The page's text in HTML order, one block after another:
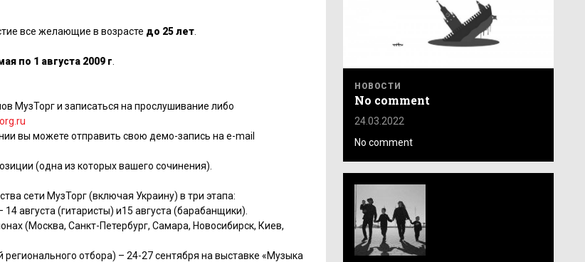
все желающие в возрасте до 25 лет
по 1 августа 2009 г
МузТорг и записаться на прослушивание либо
вы можете отправить свою демо-запись на e-mail
(одна из которых вашего сочинения).
сети МузТорг (включая Украину) в три этапа:
августа (гитаристы) и15 августа (барабанщики).
(Москва, Санкт-Петербург, Самара, Новосибирск, Киев,
отбора) – 24-27 сентября на выставке «Музыка
НОВОСТИ
No comment
24.03.2022
No comment